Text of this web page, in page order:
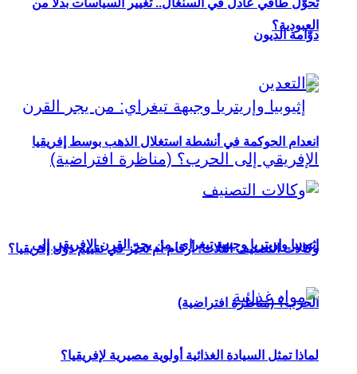
العبودية؟
إثيوبيا وإريتريا وجبهة تيغراي: من يجر القرن الإفريقي إلى
الحرب؟ (مناظرة افتراضية)
تحوُّل طاقي عادل في السنغال.. تغيير السياسات بدلاً من
دوّامة الديون
انعدام الحوكمة في أنشطة استغلال الذهب بوسط إفريقيا
وكالات التصنيف الثلاث: أرقام أم تحيّز في تقييم دول إفريقيا؟
لماذا تمثل السيادة الغذائية أولوية مصيرية لإفريقيا؟